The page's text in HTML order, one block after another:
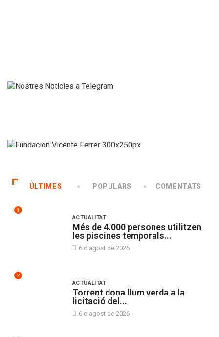
ÚLTIMES POPULARS COMENTATS
1
ACTUALITAT
Més de 4.000 persones utilitzen
les piscines temporals...
6 d'agost de 2026
2
ACTUALITAT
Torrent dona llum verda a la
licitació del...
6 d'agost de 2026